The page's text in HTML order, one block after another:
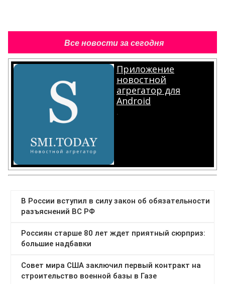
Все новости за сегодня
Приложение
новостной
агрегатор для
Android
.